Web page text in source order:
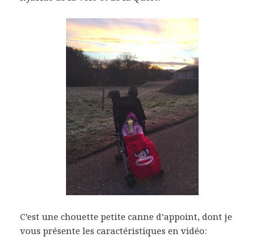
C’est une chouette petite canne d’appoint, dont je
vous présente les caractéristiques en vidéo: